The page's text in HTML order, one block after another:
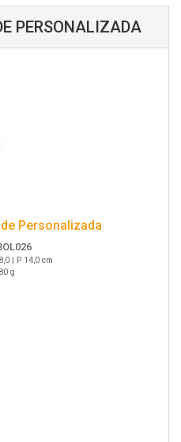
PERSONALIZADA
Personalizada
| P 14,0 cm
g